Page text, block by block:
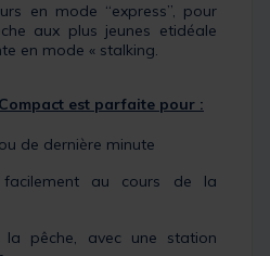
en mode “express”, pour
aux plus jeunes etidéale
en mode « stalking.
est parfaite pour :
de dernière minute
au cours de la
pêche, avec une station